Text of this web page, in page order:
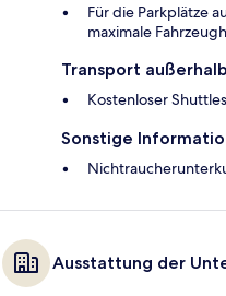
Für die Parkplätze
maximale
Transport
Kostenloser
Sonstige
Ausstattung der